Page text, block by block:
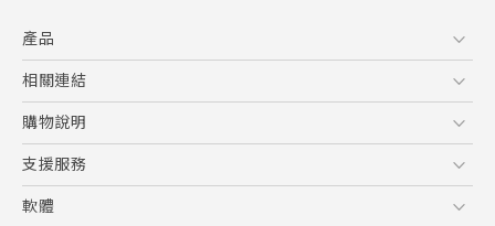
產品
5G
智慧型手機
配件
相關連結
HTC Research
購物說明
購物須知
訂單管理
支援服務
到府收送維修服務
軟體